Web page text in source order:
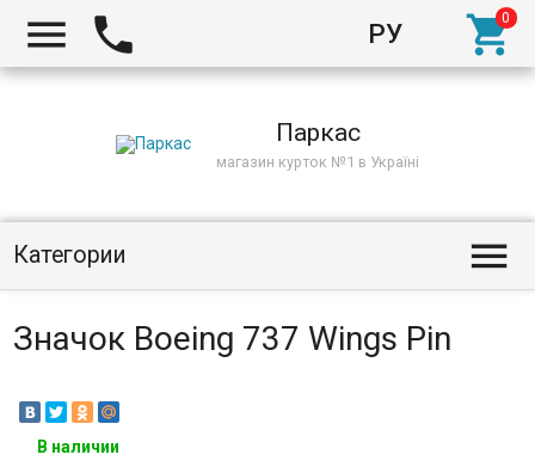
РУ
  
Паркас
магазин курток №1 в Україні
Категории 
Значок Boeing 737 Wings Pin
В наличии